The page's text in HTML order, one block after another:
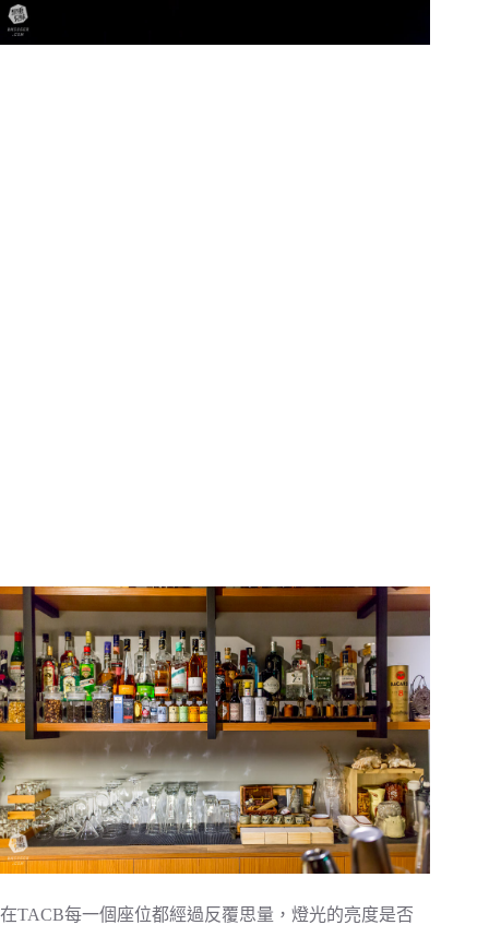
在TACB每一個座位都經過反覆思量，燈光的亮度是否